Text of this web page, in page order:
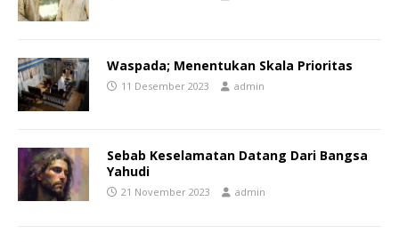
Waspada; Menentukan Skala Prioritas
11 Desember 2023 admin
Sebab Keselamatan Datang Dari Bangsa
Yahudi
21 November 2023 admin